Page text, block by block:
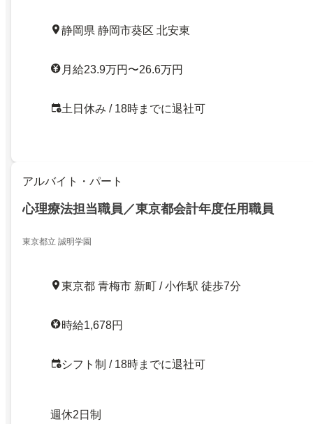
静岡県 静岡市葵区 北安東
月給23.9万円〜26.6万円
土日休み / 18時までに退社可
アルバイト・パート
心理療法担当職員／東京都会計年度任用職員
東京都立 誠明学園
東京都 青梅市 新町 / 小作駅 徒歩7分
時給1,678円
シフト制 / 18時までに退社可
週休2日制